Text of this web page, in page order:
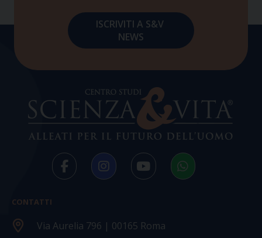
CONTATTI
Via Aurelia 796 | 00165 Roma